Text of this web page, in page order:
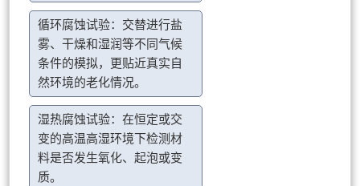
循环腐蚀试验：交替进行盐
雾、干燥和湿润等不同气候
条件的模拟，更贴近真实自
然环境的老化情况。
湿热腐蚀试验：在恒定或交
变的高温高湿环境下检测材
料是否发生氧化、起泡或变
质。